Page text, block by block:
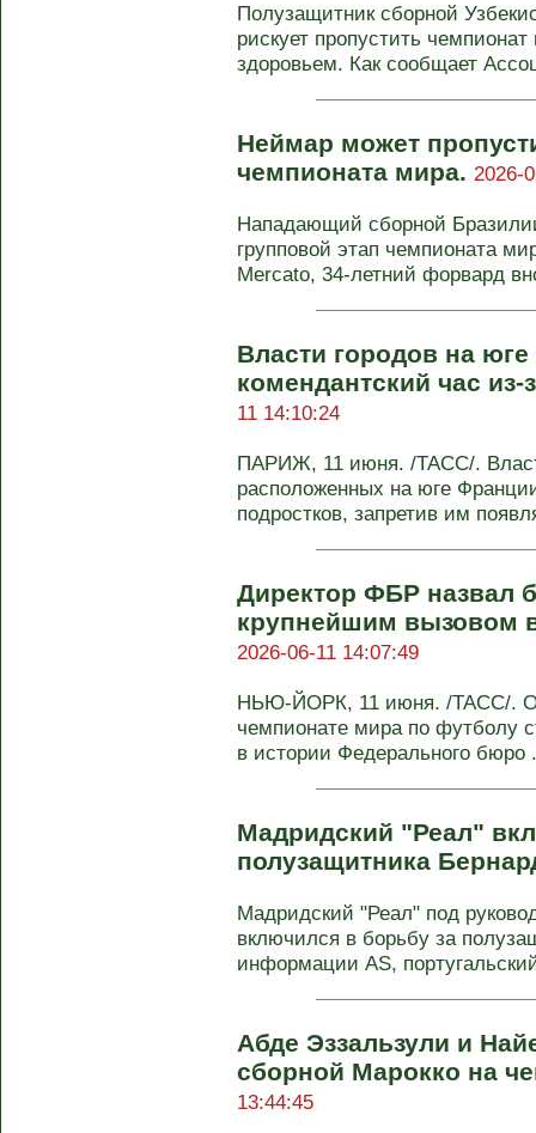
Полузащитник сборной
рискует пропустить
здоровьем. Как сообщает
Неймар может
чемпионата мира. 2026-
Нападающий сборной
групповой этап чемпионата
Mercato, 34-летний форвард
Власти городов на
комендантский час
11 14:10:24
ПАРИЖ, 11 июня. /ТАСС/.
расположенных на юге
подростков, запретив им
Директор ФБР назвал
крупнейшим вызовом
2026-06-11 14:07:49
НЬЮ-ЙОРК, 11 июня. /ТАСС/.
чемпионате мира по футболу
в истории Федерального бюро
Мадридский "Реал"
полузащитника
Мадридский "Реал" под
включился в борьбу за
информации AS,
Абде Эззальзули и
сборной Марокко на
13:44:45